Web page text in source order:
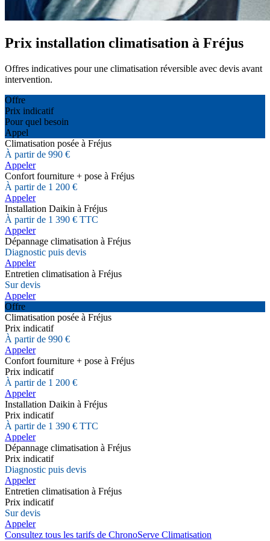
Prix installation climatisation à Fréjus
Offres indicatives pour une climatisation réversible avec devis avant
intervention.
Offre
Prix indicatif
Pour quel besoin
Appel
Climatisation posée à Fréjus
À partir de 990 €
Appeler
Confort fourniture + pose à Fréjus
À partir de 1 200 €
Appeler
Installation Daikin à Fréjus
À partir de 1 390 € TTC
Appeler
Dépannage climatisation à Fréjus
Diagnostic puis devis
Appeler
Entretien climatisation à Fréjus
Sur devis
Appeler
Offre
Climatisation posée à Fréjus
Prix indicatif
À partir de 990 €
Appeler
Confort fourniture + pose à Fréjus
Prix indicatif
À partir de 1 200 €
Appeler
Installation Daikin à Fréjus
Prix indicatif
À partir de 1 390 € TTC
Appeler
Dépannage climatisation à Fréjus
Prix indicatif
Diagnostic puis devis
Appeler
Entretien climatisation à Fréjus
Prix indicatif
Sur devis
Appeler
Consultez tous les tarifs de ChronoServe Climatisation